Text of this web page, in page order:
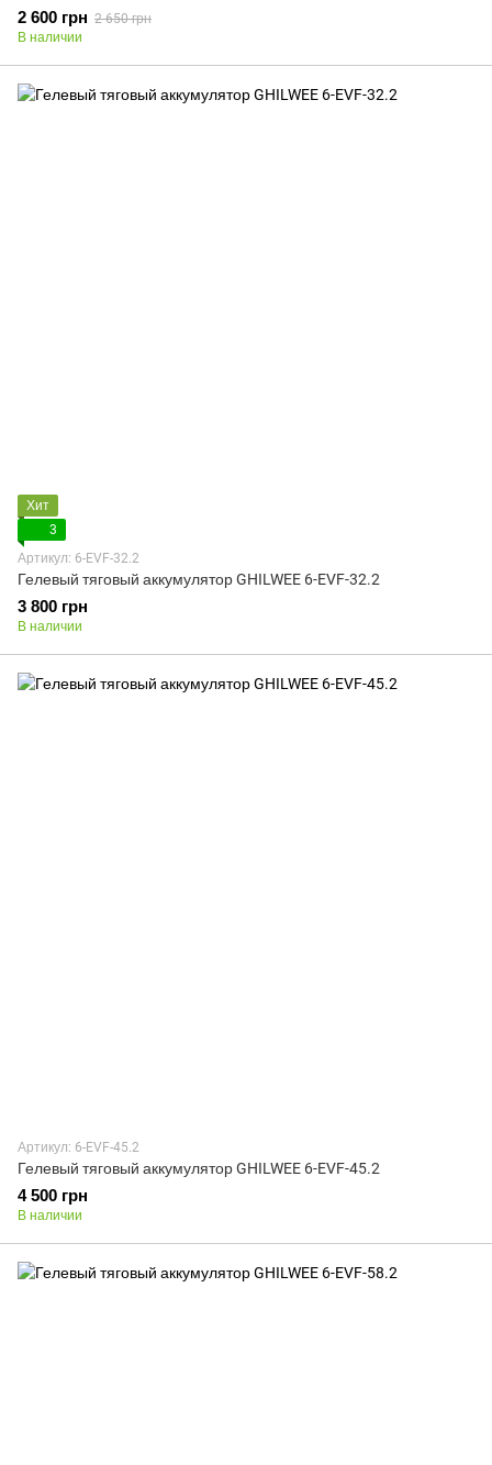
2 600 грн 2 650 грн
В наличии
Хит
3
Артикул: 6-EVF-32.2
Гелевый тяговый аккумулятор GHILWEE 6-EVF-32.2
3 800 грн
В наличии
Артикул: 6-EVF-45.2
Гелевый тяговый аккумулятор GHILWEE 6-EVF-45.2
4 500 грн
В наличии